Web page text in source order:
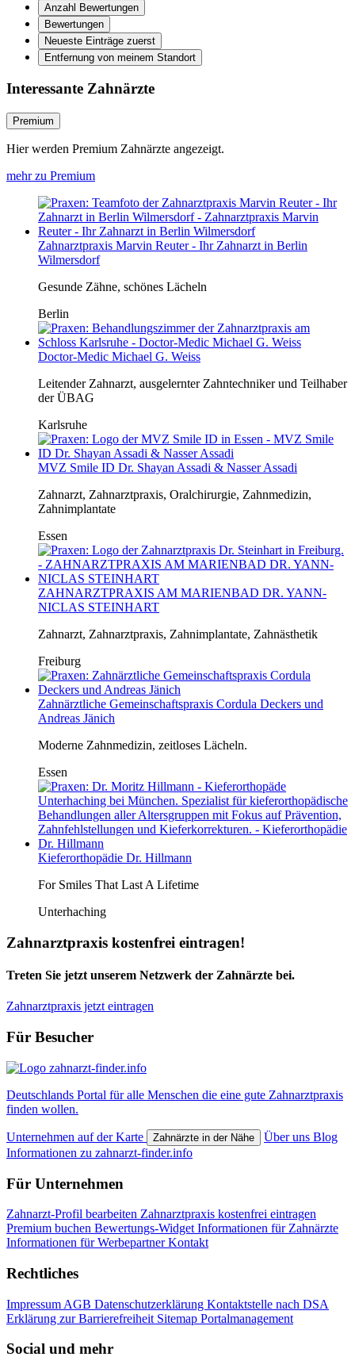
Anzahl Bewertungen
Bewertungen
Neueste Einträge zuerst
Entfernung von meinem Standort
Interessante Zahnärzte
Premium
Hier werden Premium Zahnärzte angezeigt.
mehr zu Premium
Zahnarztpraxis Marvin Reuter - Ihr Zahnarzt in Berlin
Wilmersdorf
Gesunde Zähne, schönes Lächeln
Berlin
Doctor-Medic Michael G. Weiss
Leitender Zahnarzt, ausgelernter Zahntechniker und Teilhaber
der ÜBAG
Karlsruhe
MVZ Smile ID Dr. Shayan Assadi & Nasser Assadi
Zahnarzt, Zahnarztpraxis, Oralchirurgie, Zahnmedizin,
Zahnimplantate
Essen
ZAHNARZTPRAXIS AM MARIENBAD DR. YANN-
NICLAS STEINHART
Zahnarzt, Zahnarztpraxis, Zahnimplantate, Zahnästhetik
Freiburg
Zahnärztliche Gemeinschaftspraxis Cordula Deckers und
Andreas Jänich
Moderne Zahnmedizin, zeitloses Lächeln.
Essen
Kieferorthopädie Dr. Hillmann
For Smiles That Last A Lifetime
Unterhaching
Zahnarztpraxis kostenfrei eintragen!
Treten Sie jetzt unserem Netzwerk der Zahnärzte bei.
Zahnarztpraxis jetzt eintragen
Für Besucher
Deutschlands Portal für alle Menschen die eine gute Zahnarztpraxis
finden wollen.
Unternehmen auf der Karte Zahnärzte in der Nähe Über uns Blog
Informationen zu zahnarzt-finder.info
Für Unternehmen
Zahnarzt-Profil bearbeiten Zahnarztpraxis kostenfrei eintragen
Premium buchen Bewertungs-Widget Informationen für Zahnärzte
Informationen für WerbepartnerKontakt
Rechtliches
Impressum AGB Datenschutzerklärung Kontaktstelle nach DSA
Erklärung zur Barrierefreiheit Sitemap Portalmanagement
Social und mehr